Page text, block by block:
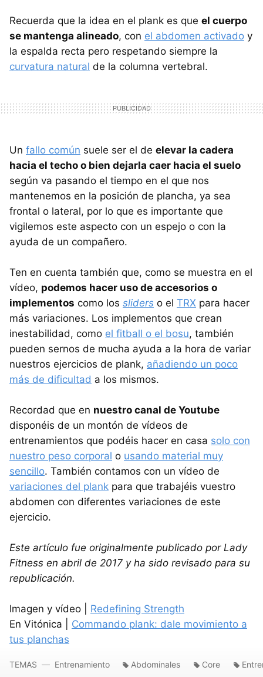
Recuerda que la idea en el plank es que el cuerpo
se mantenga alineado, con el abdomen activado y
la espalda recta pero respetando siempre la
curvatura natural de la columna vertebral.
Un fallo común suele ser el de elevar la cadera
hacia el techo o bien dejarla caer hacia el suelo
según va pasando el tiempo en el que nos
mantenemos en la posición de plancha, ya sea
frontal o lateral, por lo que es importante que
vigilemos este aspecto con un espejo o con la
ayuda de un compañero.
Ten en cuenta también que, como se muestra en el
vídeo, podemos hacer uso de accesorios o
implementos como los sliders o el TRX para hacer
más variaciones. Los implementos que crean
inestabilidad, como el fitball o el bosu, también
pueden sernos de mucha ayuda a la hora de variar
nuestros ejercicios de plank, añadiendo un poco
más de dificultad a los mismos.
Recordad que en nuestro canal de Youtube
disponéis de un montón de vídeos de
entrenamientos que podéis hacer en casa solo con
nuestro peso corporal o usando material muy
sencillo. También contamos con un vídeo de
variaciones del plank para que trabajéis vuestro
abdomen con diferentes variaciones de este
ejercicio.
Este artículo fue originalmente publicado por Lady
Fitness en abril de 2017 y ha sido revisado para su
republicación.
Imagen y vídeo | Redefining Strength
En Vitónica | Commando plank: dale movimiento a
tus planchas
TEMAS Entrenamiento Abdominales Core